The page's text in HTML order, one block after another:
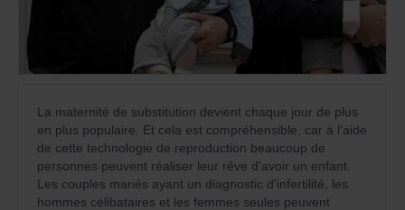
La maternité de substitution devient chaque jour de plus
en plus populaire. Et cela est compréhensible, car à l'aide
de cette technologie de reproduction beaucoup de
personnes peuvent réaliser leur rêve d'avoir un enfant.
Les couples mariés ayant un diagnostic d'infertilité, les
hommes célibataires et les femmes seules peuvent